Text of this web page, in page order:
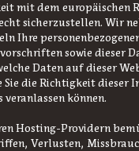
mit dem europäischen
sicherzustellen. Wir
Ihre
sowie dieser
Daten auf dieser
Sie die Richtigkeit
veranlassen können.
Hosting-Providern
Verlusten,